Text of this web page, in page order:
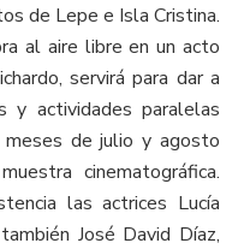
de Lepe e Isla Cristina.
al aire libre en un acto
servirá para dar a
y actividades paralelas
de julio y agosto
cinematográfica.
las actrices Lucía
José David Díaz,